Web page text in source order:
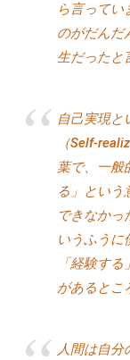
ら言ってい
のがだんだ
生だったと
自己実現と
（Self-
葉で、一般
る」という
できなかっ
いうふうに
「経験す
があるとこ
人間は自分